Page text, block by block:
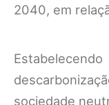
2040, em
sociedade